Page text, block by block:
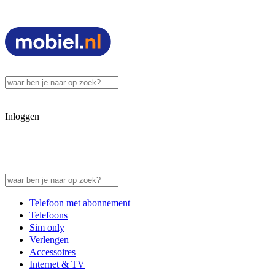
Inloggen
Telefoon met abonnement
Telefoons
Sim only
Verlengen
Accessoires
Internet & TV